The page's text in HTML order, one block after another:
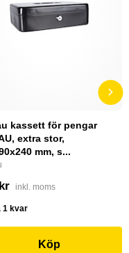
kassett för pengar
extra stor,
mm, s...
inkl. moms
1 kvar
Köp